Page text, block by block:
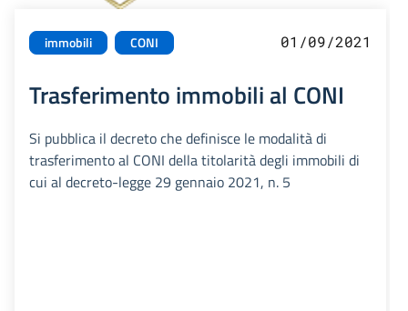
immobili CONI 01/09/2021
Trasferimento immobili al CONI
Si pubblica il decreto che definisce le modalità di
trasferimento al CONI della titolarità degli immobili di
cui al decreto-legge 29 gennaio 2021, n. 5